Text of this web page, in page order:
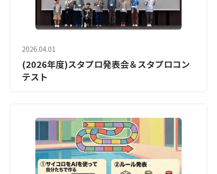
2026.04.01
(2026年度)スタプロ発表会＆スタプロコン
テスト